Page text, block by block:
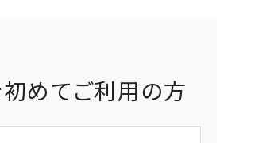
初めてご利用の方